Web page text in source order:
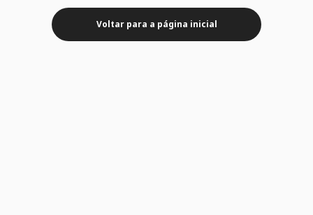
Voltar para a página inicial